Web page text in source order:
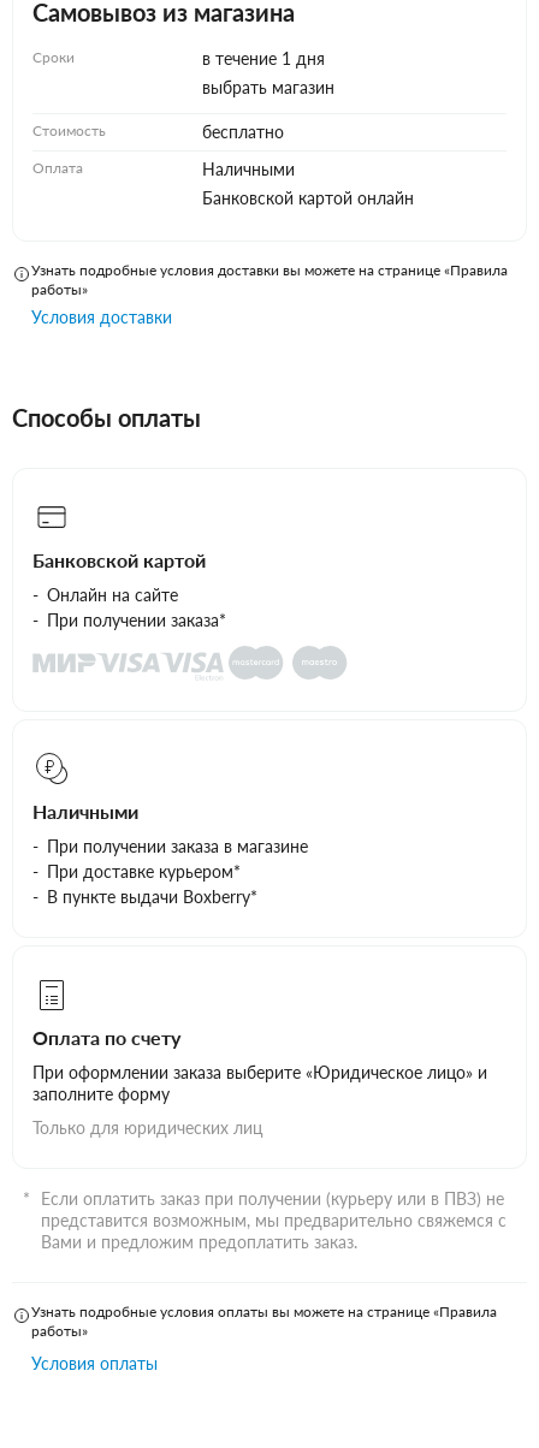
Самовывоз из магазина
Сроки
в течение 1 дня
выбрать магазин
Стоимость бесплатно
Оплата
Наличными
Банковской картой онлайн
Узнать подробные условия доставки вы можете на странице «Правила
работы»
Условия доставки
Способы оплаты
Банковской картой
Онлайн на сайте
При получении заказа*
Наличными
При получении заказа в магазине
При доставке курьером*
В пункте выдачи Boxberry*
Оплата по счету
При оформлении заказа выберите «Юридическое лицо» и
заполните форму
Только для юридических лиц
Если оплатить заказ при получении (курьеру или в ПВЗ) не
представится возможным, мы предварительно свяжемся с
Вами и предложим предоплатить заказ.
Узнать подробные условия оплаты вы можете на странице «Правила
работы»
Условия оплаты